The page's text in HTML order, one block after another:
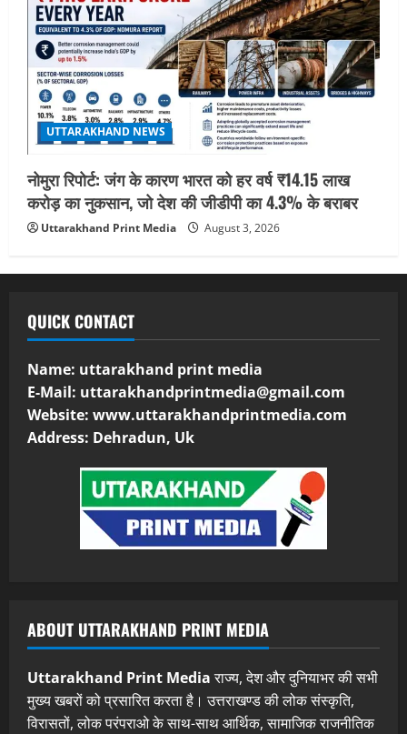
UTTARAKHAND NEWS
नोमुरा रिपोर्ट: जंग के कारण भारत को हर वर्ष ₹14.15 लाख
करोड़ का नुकसान, जो देश की जीडीपी का 4.3% के बराबर
Uttarakhand Print Media August 3, 2026
QUICK CONTACT
Name: uttarakhand print media
E-Mail: uttarakhandprintmedia@gmail.com
Website: www.uttarakhandprintmedia.com
Address: Dehradun, Uk
ABOUT UTTARAKHAND PRINT MEDIA
Uttarakhand Print Mediaराज्य, देश और दुनियाभर की सभी
मुख्य खबरों को प्रसारित करता है। उत्तराखण्ड की लोक संस्कृति,
विरासतों, लोक परंपराओ के साथ-साथ आर्थिक, सामाजिक राजनीतिक